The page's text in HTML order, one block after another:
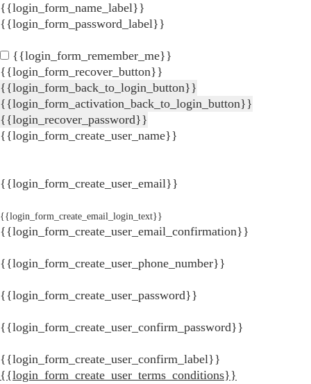
{{login_form_name_label}}
{{login_form_password_label}}
{{login_form_remember_me}}
{{login_form_recover_button}}
{{login_form_back_to_login_button}}
{{login_form_activation_back_to_login_button}}
{{login_recover_password}}
{{login_form_create_user_name}}
{{login_form_create_user_email}}
{{login_form_create_email_login_text}}
{{login_form_create_user_email_confirmation}}
{{login_form_create_user_phone_number}}
{{login_form_create_user_password}}
{{login_form_create_user_confirm_password}}
{{login_form_create_user_confirm_label}}
{{login_form_create_user_terms_conditions}}